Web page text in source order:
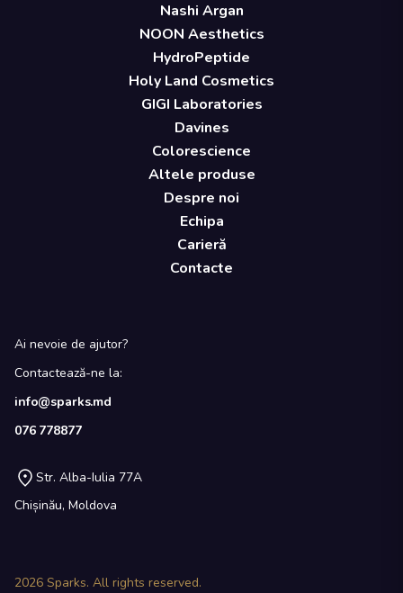
Nashi Argan
NOON Aesthetics
HydroPeptide
Holy Land Cosmetics
GIGI Laboratories
Davines
Colorescience
Altele produse
Despre noi
Echipa
Carieră
Contacte
Ai nevoie de ajutor?
Contactează-ne la:
info@sparks.md
076 778877
Str. Alba-Iulia 77A
Chișinău, Moldova
2026 Sparks. All rights reserved.